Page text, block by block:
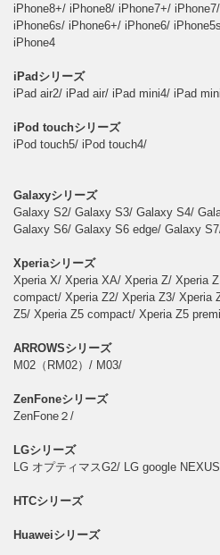
iPhone8+/ iPhone8/ iPhone7+/
iPhone6s/ iPhone6+/ iPhone6/
iPhone4
iPadシリーズ
iPad air2/ iPad air/ iPad mini4/ iPad
iPod touchシリーズ
iPod touch5/ iPod touch4/
Galaxyシリーズ
Galaxy S2/ Galaxy S3/ Galaxy S4/
Galaxy S6/ Galaxy S6 edge/ Galaxy
Xperiaシリーズ
Xperia X/ Xperia XA/ Xperia Z/ Xperia
compact/ Xperia Z2/ Xperia Z3/ Xperia
Z5/ Xperia Z5 compact/ Xperia Z5
ARROWSシリーズ
M02（RM02）/ M03/
ZenFoneシリーズ
ZenFone２/
LGシリーズ
LG オプティマスG2/ LG google
HTCシリーズ
Huaweiシリーズ